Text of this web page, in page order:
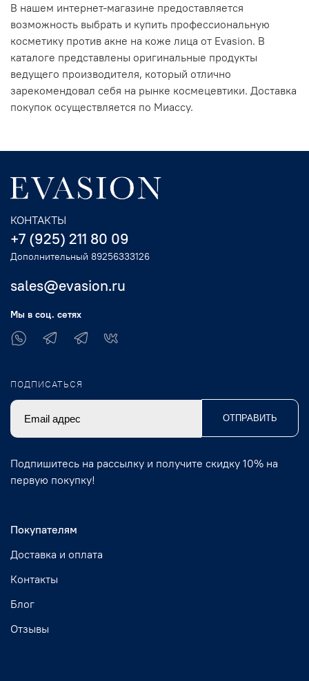
В нашем интернет-магазине предоставляется
возможность выбрать и купить профессиональную
косметику против акне на коже лица от Evasion. В
каталоге представлены оригинальные продукты
ведущего производителя, который отлично
зарекомендовал себя на рынке космецевтики. Доставка
покупок осуществляется по Миассу.
Покупателям
Доставка и оплата
Контакты
Блог
Отзывы
КОНТАКТЫ
+7 (925) 211 80 09
Дополнительный 89256333126
sales@evasion.ru
Мы в соц. сетях
ПОДПИСАТЬСЯ
ОТПРАВИТЬ
Подпишитесь на рассылку и получите скидку 10% на
первую покупку!